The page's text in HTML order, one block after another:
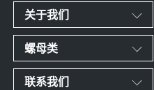
关于我们
螺母类
联系我们